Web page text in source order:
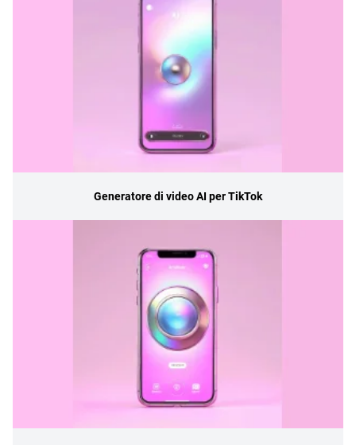
Generatore di video AI per TikTok